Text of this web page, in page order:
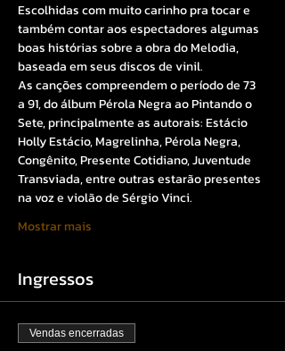
Escolhidas com muito carinho pra tocar e
também contar aos espectadores algumas
boas histórias sobre a obra do Melodia,
baseada em seus discos de vinil.
As canções compreendem o período de 73
a 91, do álbum Pérola Negra ao Pintando o
Sete, principalmente as autorais: Estácio
Holly Estácio, Magrelinha, Pérola Negra,
Congênito, Presente Cotidiano, Juventude
Transviada, entre outras estarão presentes
na voz e violão de Sérgio Vinci.
Mostrar mais
Ingressos
Vendas encerradas